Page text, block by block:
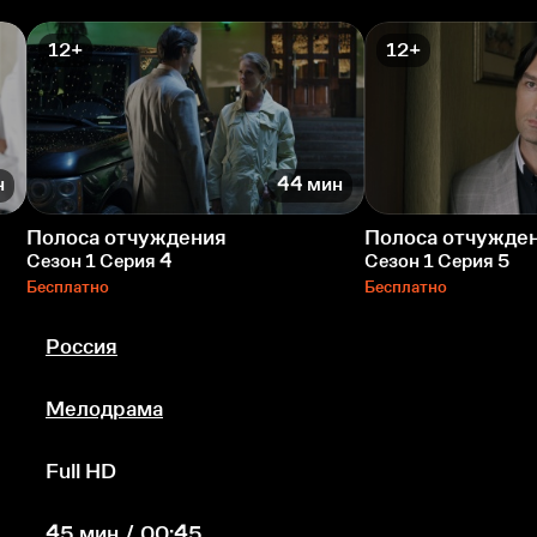
12+
44 мин
Полоса отчуждения
Сезон 1 Серия 4
Бесплатно
12+
Полоса
Сезон 1 Серия 5
Бесплатно
Россия
Мелодрама
Full HD